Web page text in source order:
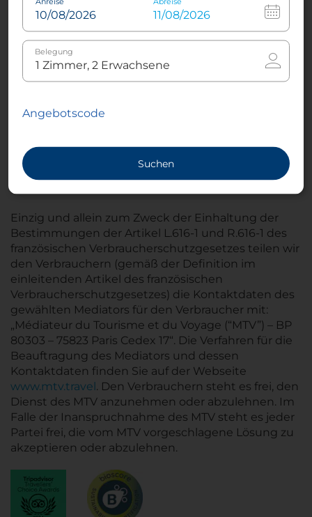
energiegeladenen Start in den Tag – unabhängig
davon, ob Sie ihn mit einer Erkundungstour in der
Stadt verbringen oder Arbeit erledigen. Unser
Personal heißt Sie dafür unter der Woche von
6:30 Uhr bis 10:00 Uhr und am Wochenende bis
Fünf Veranstaltungsräume zur Auswahl
jeden Morgen serviert.
Einzig und allein zum Zweck der Einhaltung der
Bestimmungen der Artikel L.616-1 und R.616-1 des
französischen Verbraucherschutzgesetzes teilen wir
den Verbrauchern (gemäß der Definition im
einleitenden Artikel des französischen
Verbraucherschutzgesetzes) die Kontaktdaten des
gewählten Mediators für den Verbraucher mit:
„Médiateur du Tourisme et du Voyage (“MTV”) – BP
80303 – 75823 Paris Cedex 17“. Die Verfahren für die
Beauftragung des Mediators und dessen
Kontaktdaten finden Sie auf der Webseite
www.mtv.travel . Den Verbrauchern steht es frei, den
Dienst des MTV anzunehmen oder abzulehnen. Im
Falle der Inanspruchnahme des MTV steht es jeder
Partei frei, die vom MTV vorgeschlagene Lösung zu
akzeptieren oder abzulehnen.
Belegung
Angebotscode
Suchen